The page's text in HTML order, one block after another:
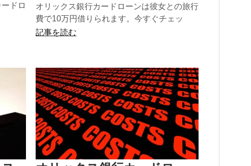
ドロ
オリックス銀行カードローンは彼女との旅行
費で10万円借りられます。今すぐチェッ
ク！
記事を読む